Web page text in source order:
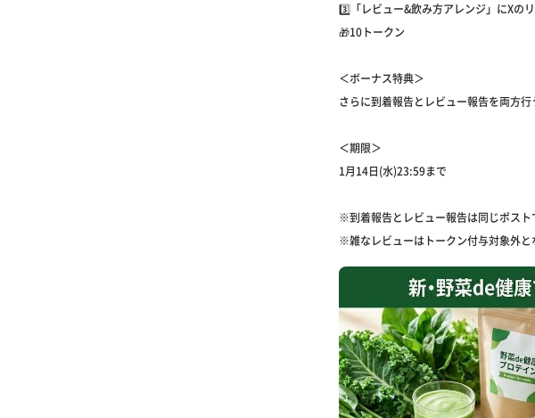
3️⃣「レビュー&飲み方アレンジ」にXの
🎁10トークン
＜ボーナス特典＞
さらに到着報告とレビュー報告を両方
＜期限＞
1月14日(水)23:59まで
※到着報告とレビュー報告は同じポスト
※雑なレビューはトークン付与対象外と